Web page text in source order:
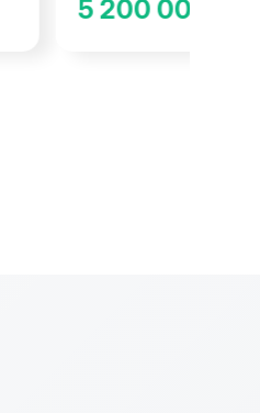
5 200 000 ₽